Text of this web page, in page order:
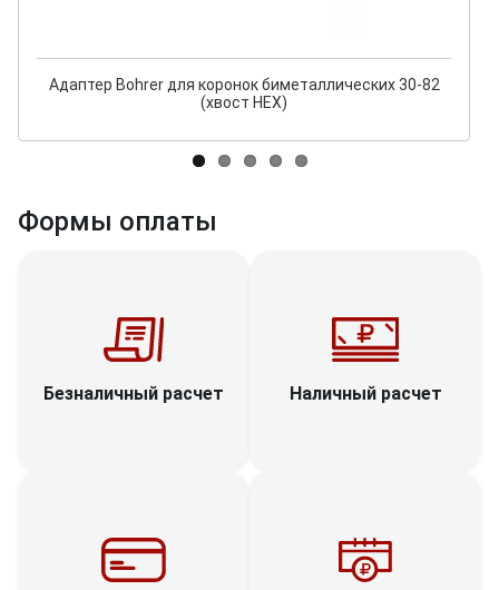
Адаптер Bohrer для коронок биметаллических 30-82
(хвост HEX)
Формы оплаты
Безналичный расчет Наличный расчет